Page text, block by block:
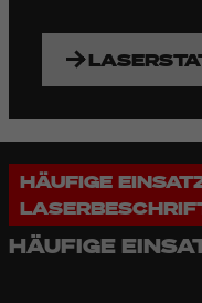
HÄUFIGE
HÄUFIGE